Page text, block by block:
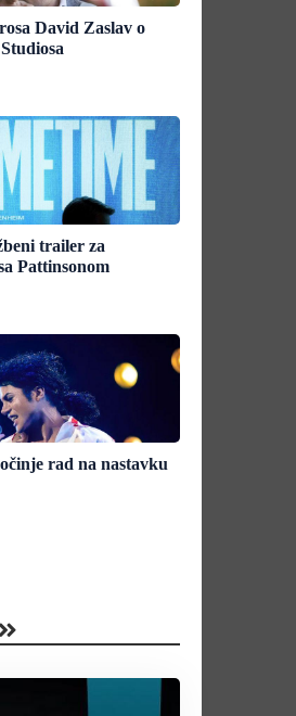
David Zaslav o
trailer za
Pattinsonom
rad na nastavku